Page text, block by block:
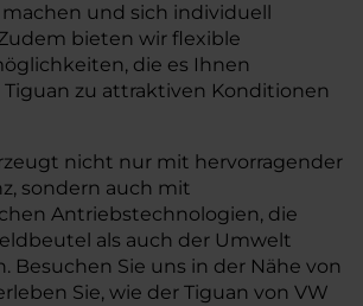
und sich individuell
bieten wir flexible
die es Ihnen
zu attraktiven Konditionen
nicht nur mit hervorragender
sondern auch mit
Antriebstechnologien, die
als auch der Umwelt
Besuchen Sie uns in der Nähe von
Sie, wie der Tiguan von VW